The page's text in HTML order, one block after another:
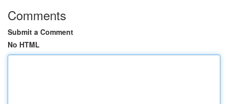
Comments
Submit a Comment
No HTML